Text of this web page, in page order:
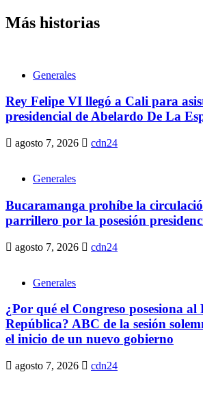
Más historias
Generales
Rey Felipe VI llegó a Cali para
presidencial de Abelardo De La
agosto 7, 2026 cdn24
Generales
Bucaramanga prohíbe la
parrillero por la posesión
agosto 7, 2026 cdn24
Generales
¿Por qué el Congreso posesiona al
República? ABC de la sesión
el inicio de un nuevo gobierno
agosto 7, 2026 cdn24